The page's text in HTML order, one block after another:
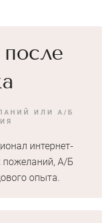
ИЛИ А/Б
интернет-
пожеланий, А/Б
опыта.